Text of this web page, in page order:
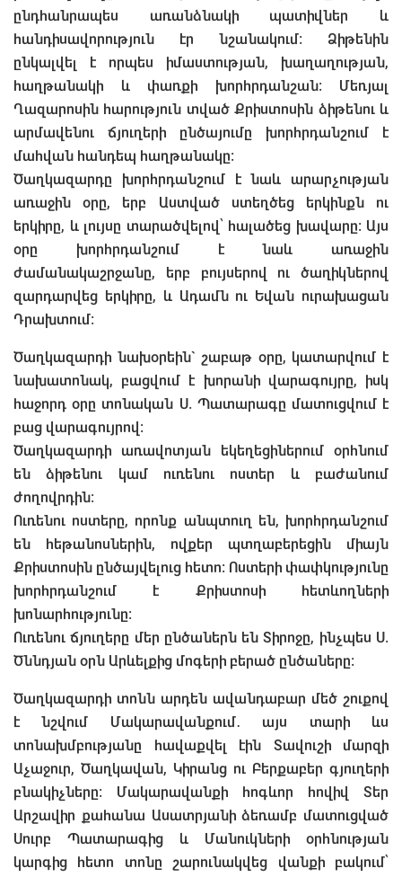
ընդհանրապես առանձնակի պատիվներ և
հանդիսավորություն էր նշանակում: Ձիթենին
ընկալվել է որպես իմաստության, խաղաղության,
հաղթանակի և փառքի խորհրդանշան: Մեռյալ
Ղազարոսին հարություն տված Քրիստոսին ձիթենու և
արմավենու ճյուղերի ընծայումը խորհրդանշում է
մահվան հանդեպ հաղթանակը:
Ծաղկազարդը խորհրդանշում է նաև արարչության
առաջին օրը, երբ Աստված ստեղծեց երկինքն ու
երկիրը, և լույսը տարածվելով՝ հալածեց խավարը: Այս
օրը խորհրդանշում է նաև առաջին
ժամանակաշրջանը, երբ բույսերով ու ծաղիկներով
զարդարվեց երկիրը, և Ադամն ու Եվան ուրախացան
Դրախտում:
Ծաղկազարդի նախօրեին` շաբաթ օրը, կատարվում է
նախատոնակ, բացվում է խորանի վարագույրը, իսկ
հաջորդ օրը տոնական Ս. Պատարագը մատուցվում է
բաց վարագույրով:
Ծաղկազարդի առավոտյան եկեղեցիներում օրհնում
են ձիթենու կամ ուռենու ոստեր և բաժանում
ժողովրդին:
Ուռենու ոստերը, որոնք անպտուղ են, խորհրդանշում
են հեթանոսներին, ովքեր պտղաբերեցին միայն
Քրիստոսին ընծայվելուց հետո: Ոստերի փափկությունը
խորհրդանշում է Քրիստոսի հետևողների
խոնարհությունը:
Ուռենու ճյուղերը մեր ընծաներն են Տիրոջը, ինչպես Ս.
Ծննդյան օրն Արևելքից մոգերի բերած ընծաները:
Ծաղկազարդի տոնն արդեն ավանդաբար մեծ շուքով
է նշվում Մակարավանքում․ այս տարի ևս
տոնախմբությանը հավաքվել էին Տավուշի մարզի
Աչաջուր, Ծաղկավան, Կիրանց ու Բերքաբեր գյուղերի
բնակիչները: Մակարավանքի հոգևոր հովիվ Տեր
Արշավիր քահանա Ասատրյանի ձեռամբ մատուցված
Սուրբ Պատարագից և Մանուկների օրհնության
կարգից հետո տոնը շարունակվեց վանքի բակում՝